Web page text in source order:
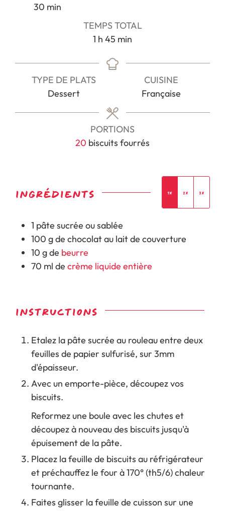
30 minutes
min
TEMPS TOTAL
1 heure
h 45 minutes
min
TYPE DE PLATS
Dessert
CUISINE
Française
PORTIONS
20 biscuits fourrés
INGRÉDIENTS 1x 2x 3x
1 pâte sucrée ou sablée
100 gde chocolat au lait de couverture
10 gde beurre
70 ml de crème liquide entière
INSTRUCTIONS
Etalez la pâte sucrée au rouleau entre deux
feuilles de papier sulfurisé, sur 3mm
d'épaisseur.
Avec un emporte-pièce, découpez vos
biscuits.
Reformez une boule avec les chutes et
découpez à nouveau des biscuits jusqu'à
épuisement de la pâte.
Placez la feuille de biscuits au réfrigérateur
et préchauffez le four à 170° (th5/6) chaleur
tournante.
Faites glisser la feuille de cuisson sur une